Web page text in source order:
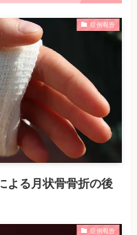
症例報告
よる月状骨骨折の後
症例報告